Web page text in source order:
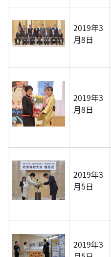
2019年3
月8日
2019年3
月8日
2019年3
月5日
2019年3